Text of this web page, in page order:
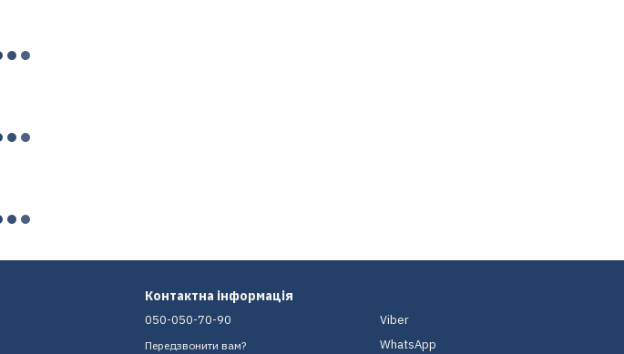
Контактна інформація
050-050-70-90
Передзвонити вам?
Viber
WhatsApp